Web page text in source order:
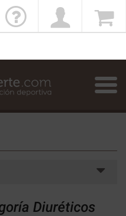
Diuréticos